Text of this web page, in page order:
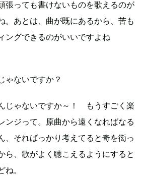
張っても書けないものを歌えるのが
。あとは、曲が既にあるから、苦も
ングできるのがいいですよね
ないですか？
じゃないですか～！ もうすごく楽
ンジって。原曲から遠くなればなる
、そればっかり考えてると奇を衒っ
ら、歌がよく聴こえるようにすると
。